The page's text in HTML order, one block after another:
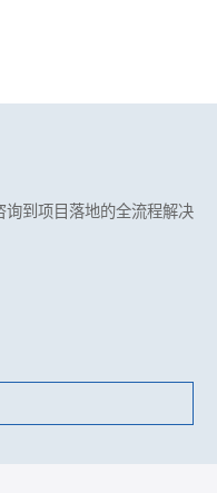
询到项目落地的全流程解决